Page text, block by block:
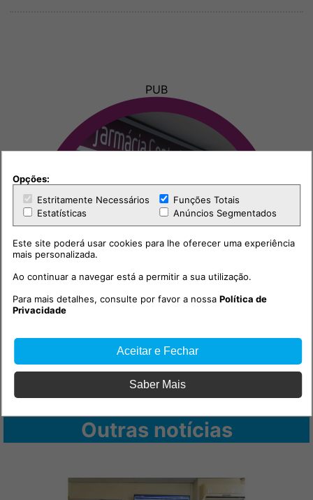
PUB
Outras notícias
Opções:
Estritamente Necessários
Funções Totais
Estatísticas
Anúncios Segmentados
Este site poderá usar cookies para lhe oferecer uma experiência
mais personalizada.
Ao continuar a navegar está a permitir a sua utilização.
Para mais detalhes, consulte por favor a nossaPolítica de
Privacidade
Aceitar e Fechar
Saber Mais